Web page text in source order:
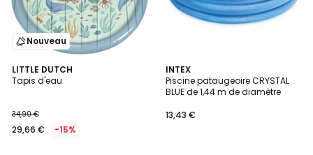
Nouveau
LITTLE DUTCH
Tapis d'eau
34,90 €
29,66 € -15%
INTEX
Piscine pataugeoire CRYSTAL
BLUE de 1,44 m de diamètre
13,43 €